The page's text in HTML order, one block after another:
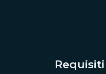
Requisiti